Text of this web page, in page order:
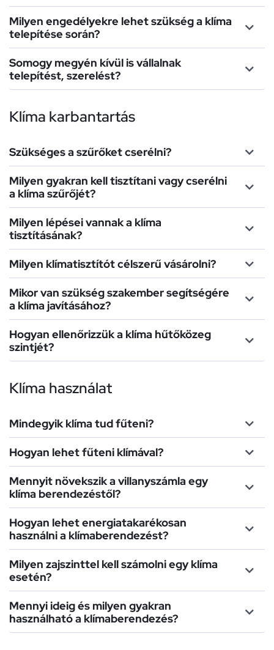
Milyen engedélyekre lehet szükség a klíma
telepítése során?
Somogy megyén kívül is vállalnak
telepítést, szerelést?
Klíma karbantartás
Szükséges a szűrőket cserélni?
Milyen gyakran kell tisztítani vagy cserélni
a klíma szűrőjét?
Milyen lépései vannak a klíma
tisztításának?
Milyen klímatisztítót célszerű vásárolni?
Mikor van szükség szakember segítségére
a klíma javításához?
Hogyan ellenőrizzük a klíma hűtőközeg
szintjét?
Klíma használat
Mindegyik klíma tud fűteni?
Hogyan lehet fűteni klímával?
Mennyit növekszik a villanyszámla egy
klíma berendezéstől?
Hogyan lehet energiatakarékosan
használni a klímaberendezést?
Milyen zajszinttel kell számolni egy klíma
esetén?
Mennyi ideig és milyen gyakran
használható a klímaberendezés?